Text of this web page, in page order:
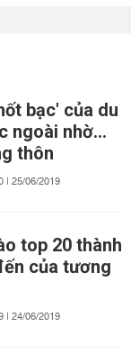
bạc' của du
ngoài nhờ…
thôn
| 25/06/2019
top 20 thành
của tương
| 24/06/2019